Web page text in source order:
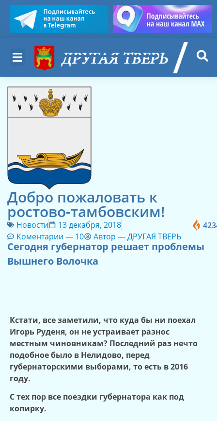
Добро пожаловать к
ростово-тамбовским!
Новости
13 декабря, 2018
Коментарии — 10 Автор —ДРУГАЯ ТВЕРЬ
Сегодня губернатор решает проблемы
Вышнего Волочка
Кстати, все заметили, что куда бы ни поехал
Игорь Руденя, он не устраивает разнос
местным чиновникам? Последний раз нечто
подобное было в Нелидово, перед
губернаторскими выборами, то есть в 2016
году.
С тех пор все поездки губернатора как под
копирку.